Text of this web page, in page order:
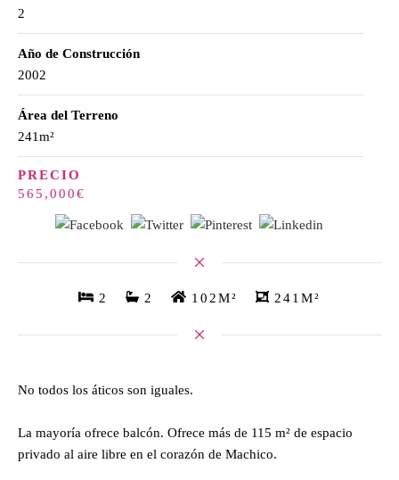
2
Año de Construcción
2002
Área del Terreno
241m²
PRECIO
565,000€
2 2 102M² 241M²
No todos los áticos son iguales.
La mayoría ofrece balcón. Ofrece más de 115 m² de espacio
privado al aire libre en el corazón de Machico.